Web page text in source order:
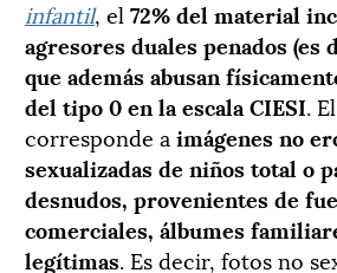
infantil, el 72% del material
agresores duales penados (es
que además abusan
del tipo 0 en la escala CIESI.
corresponde a imágenes no
sexualizadas de niños total o
desnudos, provenientes de
comerciales, álbumes
legítimas. Es decir, fotos no